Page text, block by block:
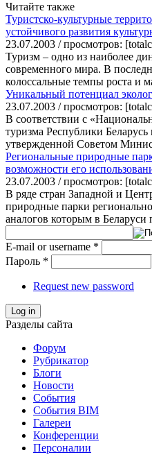
Читайте также
Туристско-культурные
устойчивого развития
23.07.2003 / просмотров:
Туризм – одно из наиболее
современного мира. В
колоссальные темпы роста и
Уникальный потенциал
23.07.2003 / просмотров:
В соответствии с
туризма Республики
утвержденной Советом
Региональные природные
возможности его
23.07.2003 / просмотров:
В ряде стран Западной и
природные парки
аналогов которым в Беларуси
E-mail or username *
Пароль *
Request new password
Log in
Разделы сайта
Форум
Рубрикатор
Блоги
Новости
События
События BIM
Галереи
Конференции
Персоналии